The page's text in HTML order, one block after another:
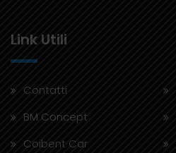
Link Utili
Contatti
BM Concept
Coibent Car